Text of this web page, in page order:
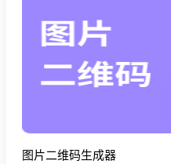
图片二维码生成器